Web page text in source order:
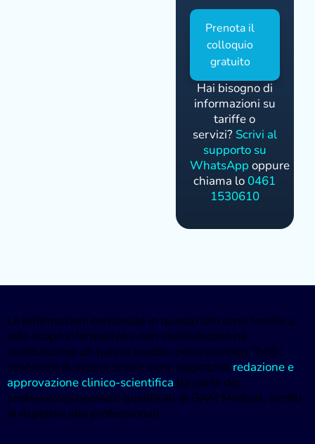
Prenota il
colloquio
gratuito
Hai bisogno di
informazioni su
tariffe o
servizi? Scrivi al
supporto su
WhatsApp oppure
chiama lo 0461
1530610
Le informazioni contenute in questo sito sono fornite a
solo scopo informativo e non costituiscono né
sostituiscono un parere medico professionale. Tutti i
contenuti di natura clinica sono oggetto di redazione e
approvazione clinico-scientifica da parte dei
professionisti sanitari qualificati di GAM Medical, iscritti
ai rispettivi albi professionali.